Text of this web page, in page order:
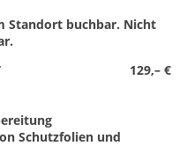
Standort buchbar. Nicht
129,– €
Schutzfolien und